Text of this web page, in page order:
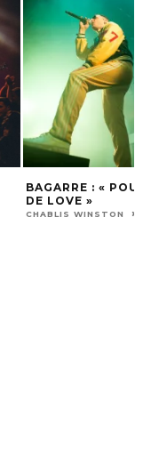
BAGARRE : «
DE LOVE »
CHABLIS WINSTON